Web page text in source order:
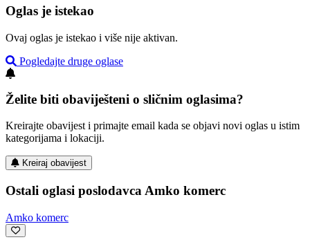
Oglas je istekao
Ovaj oglas je istekao i više nije aktivan.
Pogledajte druge oglase
Želite biti obaviješteni o sličnim oglasima?
Kreirajte obavijest i primajte email kada se objavi novi oglas u istim
kategorijama i lokaciji.
Kreiraj obavijest
Ostali oglasi poslodavca Amko komerc
Amko komerc